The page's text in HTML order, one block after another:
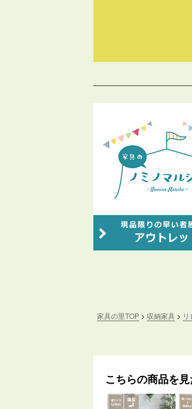
家具の里TOP 収納家具
こちらの商品を